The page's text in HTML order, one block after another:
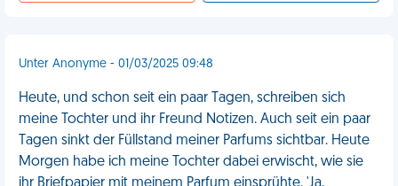
Unter Anonyme - 01/03/2025 09:48
Heute, und schon seit ein paar Tagen, schreiben sich
meine Tochter und ihr Freund Notizen. Auch seit ein paar
Tagen sinkt der Füllstand meiner Parfums sichtbar. Heute
Morgen habe ich meine Tochter dabei erwischt, wie sie